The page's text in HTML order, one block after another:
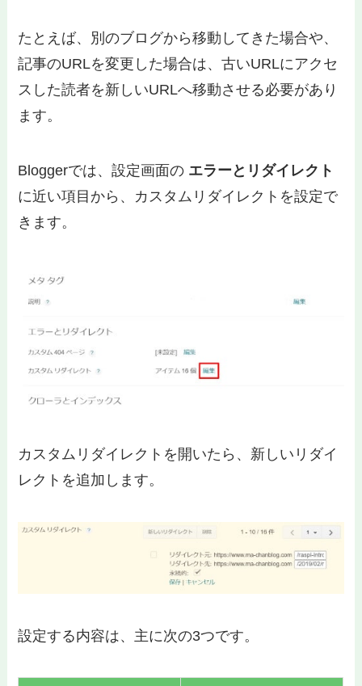
たとえば、別のブログから移動してきた場合や、
記事のURLを変更した場合は、古いURLにアクセ
スした読者を新しいURLへ移動させる必要があり
ます。
Bloggerでは、設定画面の エラーとリダイレクト
に近い項目から、カスタムリダイレクトを設定で
きます。
カスタムリダイレクトを開いたら、新しいリダイ
レクトを追加します。
設定する内容は、主に次の3つです。